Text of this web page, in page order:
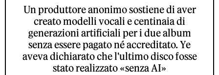
Un produttore anonimo sostiene di aver
creato modelli vocali e centinaia di
generazioni artificiali per i due album
senza essere pagato né accreditato. Ye
aveva dichiarato che l'ultimo disco fosse
stato realizzato «senza AI»